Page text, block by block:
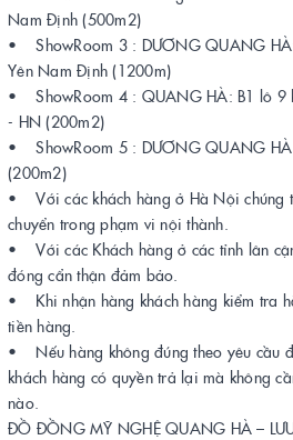
Nam Định (500m2)
• ShowRoom 3 : DƯƠNG QUANG HÀ:
Yên Nam Định (1200m)
• ShowRoom 4 : QUANG HÀ: B1 lô 9
- HN (200m2)
• ShowRoom 5 : DƯƠNG QUANG
(200m2)
• Với các khách hàng ở Hà Nội chúng
chuyển trong phạm vi nội thành.
• Với các Khách hàng ở các tỉnh lân
đóng cẩn thận đảm bảo.
• Khi nhận hàng khách hàng kiểm tra
tiền hàng.
• Nếu hàng không đúng theo yêu cầu
khách hàng có quyền trả lại mà không
nào.
ĐỒ ĐỒNG MỸ NGHỆ QUANG HÀ –